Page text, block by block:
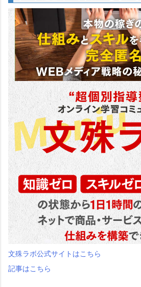
文殊ラボ公式サイトはこちら
記事はこちら